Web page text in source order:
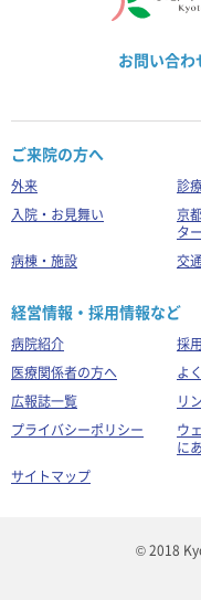
お問い合わ
ご来院の方へ
外来
診
入院・お見舞い
京
タ
病棟・施設
交
経営情報・採用情報など
病院紹介
採
医療関係者の方へ
よ
広報誌一覧
リ
プライバシーポリシー
ウ
に
サイトマップ
© 2018